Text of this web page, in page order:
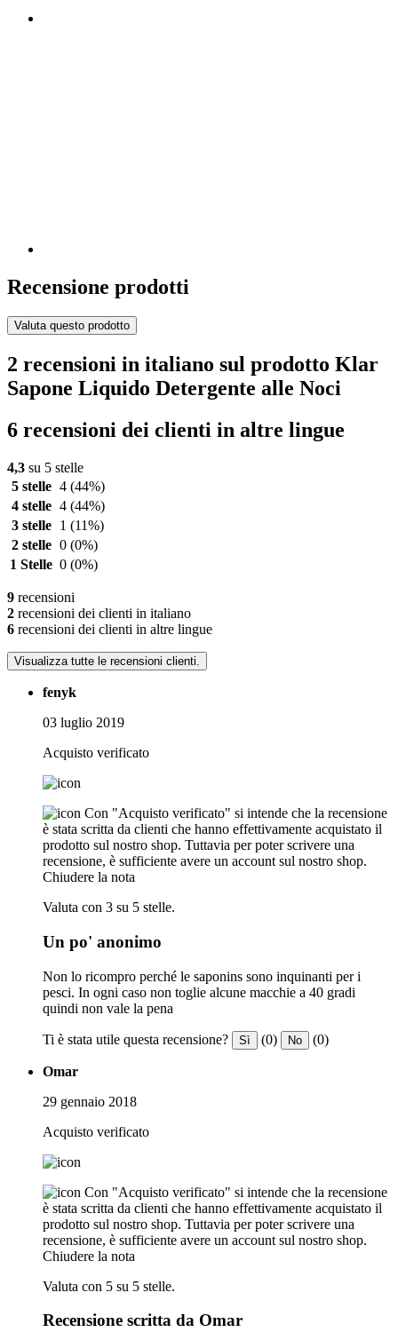
Recensione prodotti
Valuta questo prodotto
2 recensioni in italiano sul prodotto Klar
Sapone Liquido Detergente alle Noci
6 recensioni dei clienti in altre lingue
4,3 su 5 stelle
5 stelle 4 (44%)
4 stelle 4 (44%)
3 stelle
1 (11%)
2 stelle 0 (0%)
1 Stelle 0 (0%)
9 recensioni
2 recensioni dei clienti in italiano
6 recensioni dei clienti in altre lingue
Visualizza tutte le recensioni clienti.
fenyk
03 luglio 2019
Acquisto verificato
Con "Acquisto verificato" si intende che la recensione
è stata scritta da clienti che hanno effettivamente acquistato il
prodotto sul nostro shop. Tuttavia per poter scrivere una
recensione, è sufficiente avere un account sul nostro shop.
Chiudere la nota
Valuta con 3 su 5 stelle.
Un po' anonimo
Non lo ricompro perché le saponins sono inquinanti per i
pesci. In ogni caso non toglie alcune macchie a 40 gradi
quindi non vale la pena
Ti è stata utile questa recensione? Sì (0) No (0)
Omar
29 gennaio 2018
Acquisto verificato
Con "Acquisto verificato" si intende che la recensione
è stata scritta da clienti che hanno effettivamente acquistato il
prodotto sul nostro shop. Tuttavia per poter scrivere una
recensione, è sufficiente avere un account sul nostro shop.
Chiudere la nota
Valuta con 5 su 5 stelle.
Recensione scritta da Omar